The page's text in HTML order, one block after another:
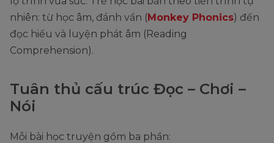
nhiên: từ học âm, đánh vần (Monkey Phonics) đến
đọc hiểu và luyện phát âm (Reading
Comprehension).
Tuân thủ cấu trúc Đọc – Chơi –
Nói
Mỗi bài học truyện gồm ba phần: